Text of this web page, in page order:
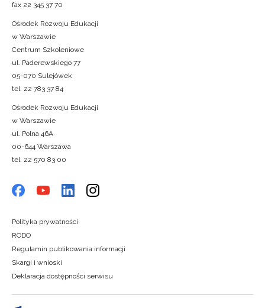
fax 22 345 37 70
Ośrodek Rozwoju Edukacji
w Warszawie
Centrum Szkoleniowe
ul. Paderewskiego 77
05-070 Sulejówek
tel. 22 783 37 84
Ośrodek Rozwoju Edukacji
w Warszawie
ul. Polna 46A
00-644 Warszawa
tel. 22 570 83 00
Polityka prywatności
RODO
Regulamin publikowania informacji
Skargi i wnioski
Deklaracja dostępności serwisu